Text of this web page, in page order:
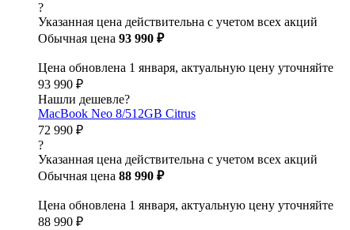
?
Указанная цена действительна с учетом всех акций
Обычная цена 93 990 ₽
Цена обновлена 1 января, актуальную цену уточняйте
93 990 ₽
Нашли дешевле?
MacBook Neo 8/512GB Citrus
72 990 ₽
?
Указанная цена действительна с учетом всех акций
Обычная цена 88 990 ₽
Цена обновлена 1 января, актуальную цену уточняйте
88 990 ₽